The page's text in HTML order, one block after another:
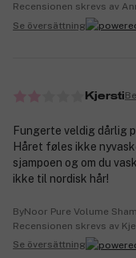
Recensionen skrevs av
Se översättning
Kjersti
Fungerte veldig dårlig
Håret føles ikke
sjampoen og om du
ikke til nordisk hår!
ByNoor Pure Volume
Recensionen skrevs av
Se översättning